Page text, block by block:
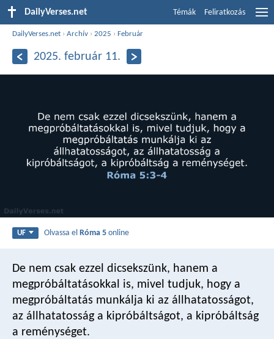
DailyVerses.net Témák Feliratkozás
DailyVerses.net ›Archív ›2025 ›Február
2025. február 11.
UF Olvassa elRóma 5 online
De nem csak ezzel dicsekszünk, hanem a
megpróbáltatásokkal is, mivel tudjuk, hogy a
megpróbáltatás munkálja ki az állhatatosságot,
az állhatatosság a kipróbáltságot, a kipróbáltság
a reménységet.